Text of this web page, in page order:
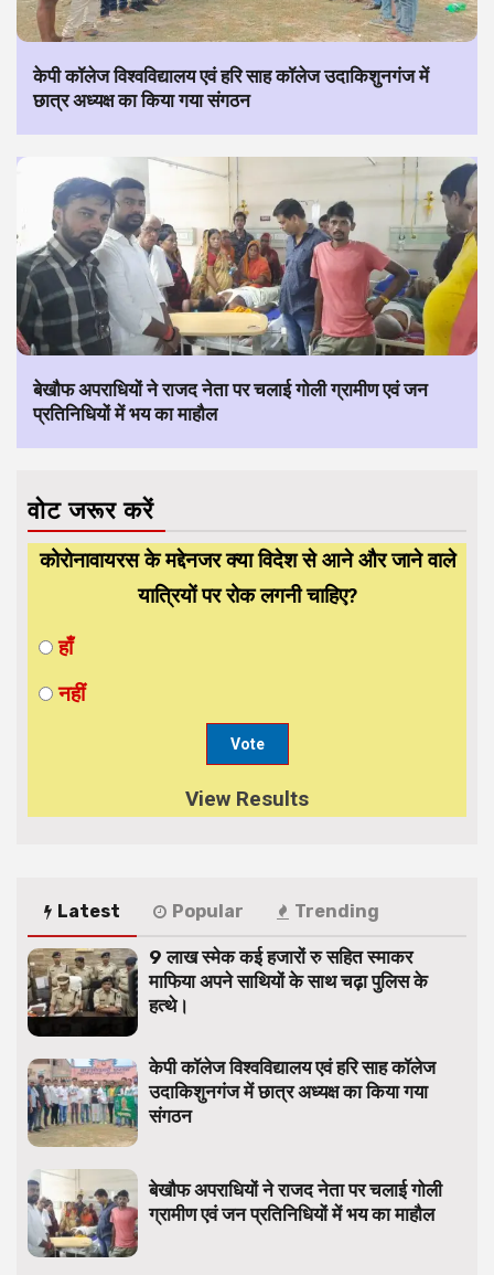
केपी कॉलेज विश्वविद्यालय एवं हरि साह कॉलेज उदाकिशुनगंज में
छात्र अध्यक्ष का किया गया संगठन
बेखौफ अपराधियों ने राजद नेता पर चलाई गोली ग्रामीण एवं जन
प्रतिनिधियों में भय का माहौल
वोट जरूर करें
कोरोनावायरस के मद्देनजर क्या विदेश से आने और जाने वाले
यात्रियों पर रोक लगनी चाहिए?
हाँ
नहीं
View Results
Latest Popular Trending
9 लाख स्मेक कई हजारों रु सहित स्माकर
माफिया अपने साथियों के साथ चढ़ा पुलिस के
हत्थे।
केपी कॉलेज विश्वविद्यालय एवं हरि साह कॉलेज
उदाकिशुनगंज में छात्र अध्यक्ष का किया गया
संगठन
बेखौफ अपराधियों ने राजद नेता पर चलाई गोली
ग्रामीण एवं जन प्रतिनिधियों में भय का माहौल